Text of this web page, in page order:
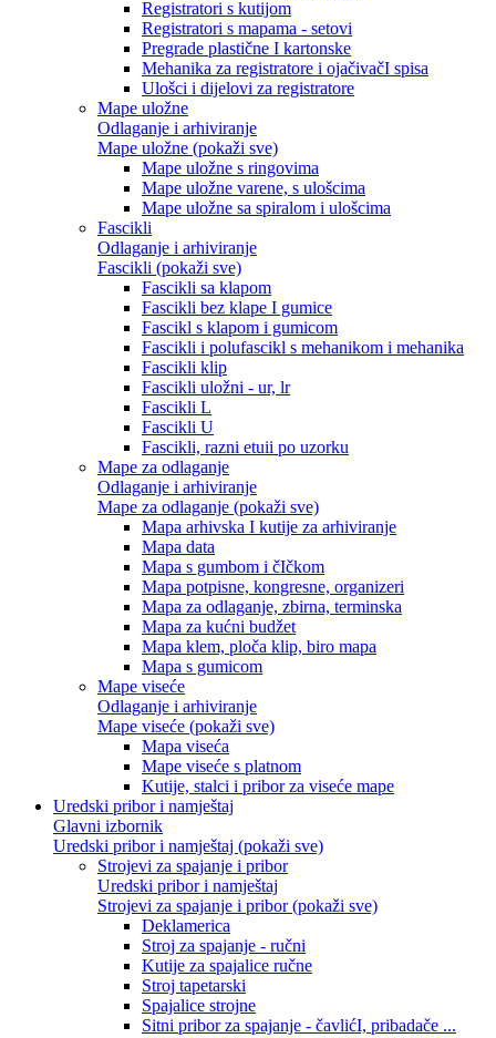
Registratori s kutijom
Registratori s mapama - setovi
Pregrade plastične I kartonske
Mehanika za registratore i ojačivačI spisa
Ulošci i dijelovi za registratore
Mape uložne
Odlaganje i arhiviranje
Mape uložne (pokaži sve)
Mape uložne s ringovima
Mape uložne varene, s ulošcima
Mape uložne sa spiralom i ulošcima
Fascikli
Odlaganje i arhiviranje
Fascikli (pokaži sve)
Fascikli sa klapom
Fascikli bez klape I gumice
Fascikl s klapom i gumicom
Fascikli i polufascikl s mehanikom i mehanika
Fascikli klip
Fascikli uložni - ur, lr
Fascikli L
Fascikli U
Fascikli, razni etuii po uzorku
Mape za odlaganje
Odlaganje i arhiviranje
Mape za odlaganje (pokaži sve)
Mapa arhivska I kutije za arhiviranje
Mapa data
Mapa s gumbom i čIčkom
Mapa potpisne, kongresne, organizeri
Mapa za odlaganje, zbirna, terminska
Mapa za kućni budžet
Mapa klem, ploča klip, biro mapa
Mapa s gumicom
Mape viseće
Odlaganje i arhiviranje
Mape viseće (pokaži sve)
Mapa viseća
Mape viseće s platnom
Kutije, stalci i pribor za viseće mape
Uredski pribor i namještaj
Glavni izbornik
Uredski pribor i namještaj (pokaži sve)
Strojevi za spajanje i pribor
Uredski pribor i namještaj
Strojevi za spajanje i pribor (pokaži sve)
Deklamerica
Stroj za spajanje - ručni
Kutije za spajalice ručne
Stroj tapetarski
Spajalice strojne
Sitni pribor za spajanje - čavlićI, pribadače ...